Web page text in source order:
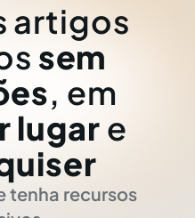
artigos
sem
, em
lugar e
tenha recursos